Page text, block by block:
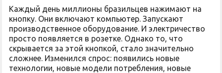
Каждый день миллионы бразильцев нажимают на
кнопку. Они включают компьютер. Запускают
производственное оборудование. И электричество
просто появляется в розетке. Однако то, что
скрывается за этой кнопкой, стало значительно
сложнее. Изменился спрос: появились новые
технологии, новые модели потребления, новые